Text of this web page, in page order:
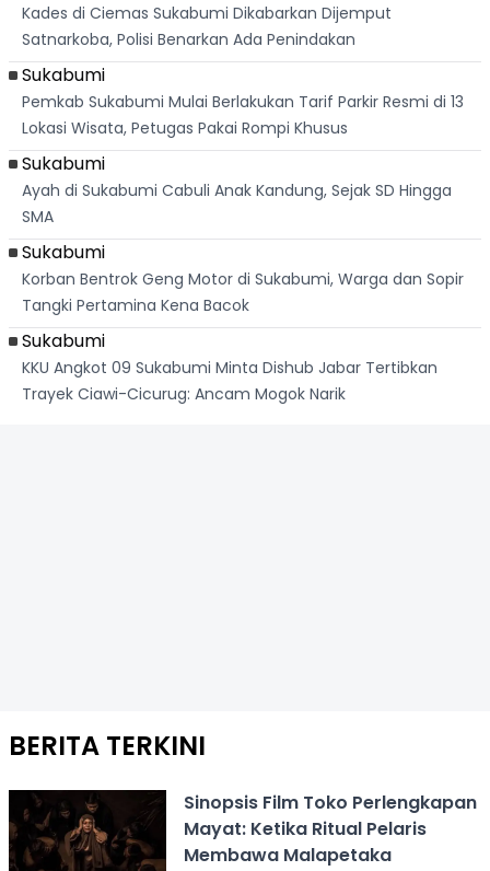
Kades di Ciemas Sukabumi Dikabarkan Dijemput
Satnarkoba, Polisi Benarkan Ada Penindakan
Sukabumi
Pemkab Sukabumi Mulai Berlakukan Tarif Parkir Resmi di 13
Lokasi Wisata, Petugas Pakai Rompi Khusus
Sukabumi
Ayah di Sukabumi Cabuli Anak Kandung, Sejak SD Hingga
SMA
Sukabumi
Korban Bentrok Geng Motor di Sukabumi, Warga dan Sopir
Tangki Pertamina Kena Bacok
Sukabumi
KKU Angkot 09 Sukabumi Minta Dishub Jabar Tertibkan
Trayek Ciawi-Cicurug: Ancam Mogok Narik
BERITA TERKINI
Sinopsis Film Toko Perlengkapan
Mayat: Ketika Ritual Pelaris
Membawa Malapetaka